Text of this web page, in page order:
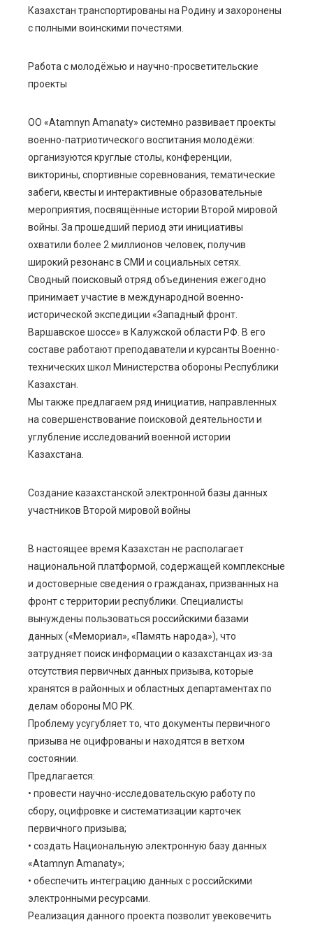
Казахстан транспортированы на Родину и захоронены
с полными воинскими почестями.
Работа с молодёжью и научно-просветительские
проекты
ОО «Atamnyn Amanaty» системно развивает проекты
военно-патриотического воспитания молодёжи:
организуются круглые столы, конференции,
викторины, спортивные соревнования, тематические
забеги, квесты и интерактивные образовательные
мероприятия, посвящённые истории Второй мировой
войны. За прошедший период эти инициативы
охватили более 2 миллионов человек, получив
широкий резонанс в СМИ и социальных сетях.
Сводный поисковый отряд объединения ежегодно
принимает участие в международной военно-
исторической экспедиции «Западный фронт.
Варшавское шоссе» в Калужской области РФ. В его
составе работают преподаватели и курсанты Военно-
технических школ Министерства обороны Республики
Казахстан.
Мы также предлагаем ряд инициатив, направленных
на совершенствование поисковой деятельности и
углубление исследований военной истории
Казахстана.
Создание казахстанской электронной базы данных
участников Второй мировой войны
В настоящее время Казахстан не располагает
национальной платформой, содержащей комплексные
и достоверные сведения о гражданах, призванных на
фронт с территории республики. Специалисты
вынуждены пользоваться российскими базами
данных («Мемориал», «Память народа»), что
затрудняет поиск информации о казахстанцах из-за
отсутствия первичных данных призыва, которые
хранятся в районных и областных департаментах по
делам обороны МО РК.
Проблему усугубляет то, что документы первичного
призыва не оцифрованы и находятся в ветхом
состоянии.
Предлагается:
• провести научно-исследовательскую работу по
сбору, оцифровке и систематизации карточек
первичного призыва;
• создать Национальную электронную базу данных
«Atamnyn Amanaty»;
• обеспечить интеграцию данных с российскими
электронными ресурсами.
Реализация данного проекта позволит увековечить